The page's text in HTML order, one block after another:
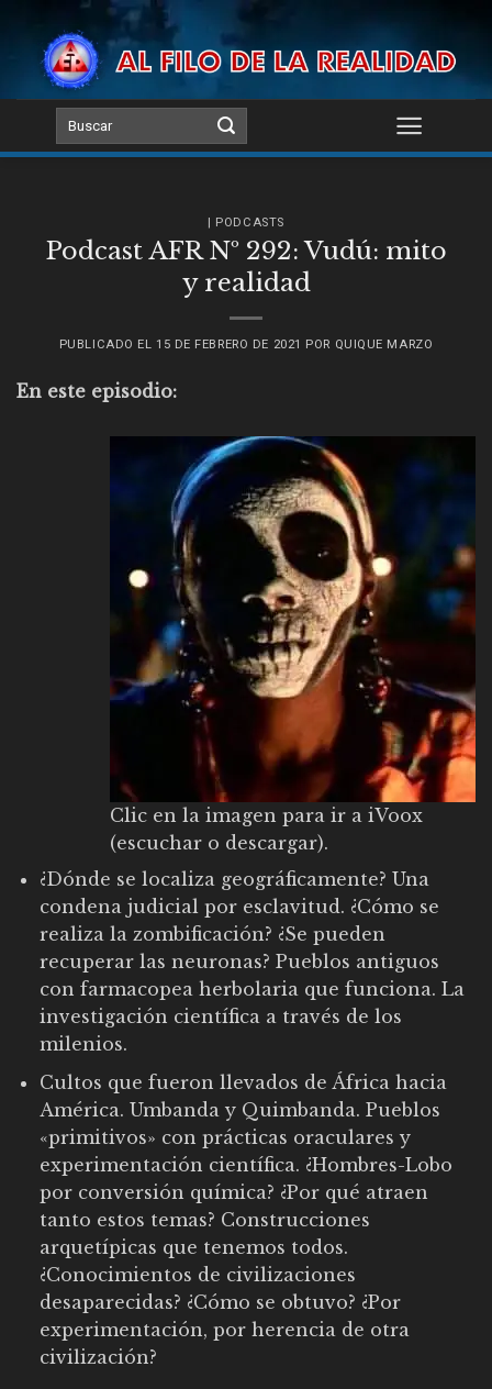
content
| PODCASTS
Podcast AFR Nº 292: Vudú: mito
y realidad
PUBLICADO EL 15 DE FEBRERO DE 2021 POR QUIQUE MARZO
En este episodio:
Clic en la imagen para ir a iVoox
(escuchar o descargar).
¿Dónde se localiza geográficamente? Una
condena judicial por esclavitud. ¿Cómo se
realiza la zombificación? ¿Se pueden
recuperar las neuronas? Pueblos antiguos
con farmacopea herbolaria que funciona. La
investigación científica a través de los
milenios.
Cultos que fueron llevados de África hacia
América. Umbanda y Quimbanda. Pueblos
«primitivos» con prácticas oraculares y
experimentación científica. ¿Hombres-Lobo
por conversión química? ¿Por qué atraen
tanto estos temas? Construcciones
arquetípicas que tenemos todos.
¿Conocimientos de civilizaciones
desaparecidas? ¿Cómo se obtuvo? ¿Por
experimentación, por herencia de otra
civilización?